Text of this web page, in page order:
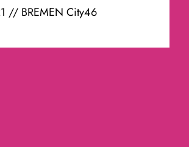
// BREMEN City46